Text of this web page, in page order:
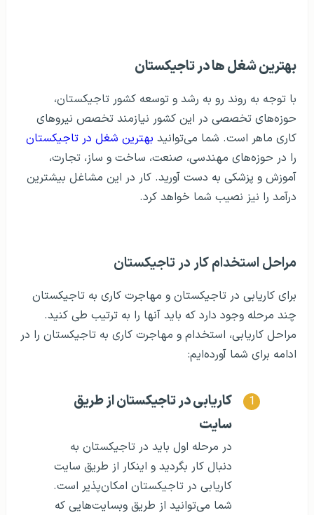
بهترین شغل ها در تاجیکستان
با توجه به روند رو به رشد و توسعه کشور تاجیکستان،
حوزه‌های تخصصی در این کشور نیازمند تخصص نیروهای
کاری ماهر است. شما می‌توانید بهترین شغل در تاجیکستان
را در حوزه‌های مهندسی، صنعت، ساخت و ساز، تجارت،
آموزش و پزشکی به دست آورید. کار در این مشاغل بیشترین
درآمد را نیز نصیب شما خواهد کرد.
مراحل استخدام کار در تاجیکستان
برای کاریابی در تاجیکستان و مهاجرت کاری به تاجیکستان
چند مرحله وجود دارد که باید آنها را به ترتیب طی کنید.
مراحل کاریابی، استخدام و مهاجرت کاری به تاجیکستان را در
ادامه برای شما آورده‌ایم:
کاریابی در تاجیکستان از طریق
سایت
در مرحله اول باید در تاجیکستان به
دنبال کار بگردید و اینکار از طریق سایت
کاریابی در تاجیکستان امکان‌پذیر است.
شما می‌توانید از طریق وبسایت‌هایی که